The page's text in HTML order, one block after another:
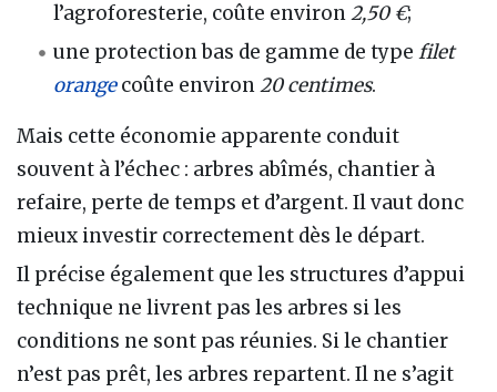
l’agroforesterie, coûte environ2,50 €;
une protection bas de gamme de typefilet
orangecoûte environ20 centimes.
Mais cette économie apparente conduit
souvent à l’échec : arbres abîmés, chantier à
refaire, perte de temps et d’argent. Il vaut donc
mieux investir correctement dès le départ.
Il précise également que les structures d’appui
technique ne livrent pas les arbres si les
conditions ne sont pas réunies. Si le chantier
n’est pas prêt, les arbres repartent. Il ne s’agit